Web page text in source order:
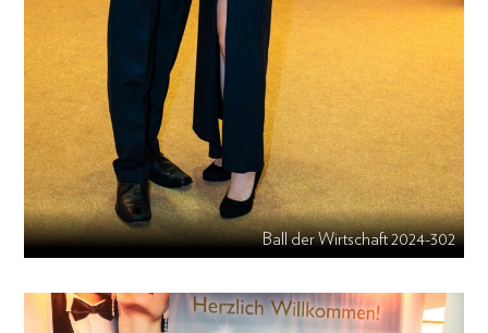
Ball der Wirtschaft 2024-302